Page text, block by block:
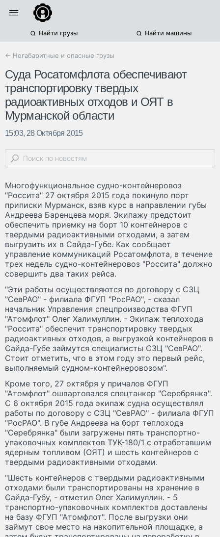
Найти грузы Найти машины
← Негабаритные и опасные грузы
Суда Росатомфлота обеспечивают
транспортировку твердых
радиоактивных отходов и ОЯТ в
Мурманской области
15:03, 28 Октября 2015
Многофункциональное судно-контейнеровоз
"Россита" 27 октября 2015 года покинуло порт
приписки Мурманск, взяв курс в направлении губы
Андреева Баренцева моря. Экипажу предстоит
обеспечить приемку на борт 10 контейнеров с
твердыми радиоактивными отходами, а затем
выгрузить их в Сайда-Губе. Как сообщает
управление коммуникаций Росатомфлота, в течение
трех недель судно-контейнеровоз "Россита" должно
совершить два таких рейса.
"Эти работы осуществляются по договору с СЗЦ
"СевРАО" - филиала ФГУП "РосРАО", - сказал
начальник Управления спецпроизводства ФГУП
"Атомфлот" Олег Халимуллин. - Экипаж теплохода
"Россита" обеспечит транспортировку твердых
радиоактивных отходов, а выгрузкой контейнеров в
Сайда-Губе займутся специалисты СЗЦ "СевРАО".
Стоит отметить, что в этом году это первый рейс,
выполняемый судном-контейнеровозом".
Кроме того, 27 октября у причалов ФГУП
"Атомфлот" ошвартовался спецтанкер "Серебрянка".
С 6 октября 2015 года экипаж судна осуществлял
работы по договору с СЗЦ "СевРАО" - филиала ФГУП
"РосРАО". В губе Андреева на борт теплохода
"Серебрянка" были загружены пять транспортно-
упаковочных комплектов ТУК-180/1 с отработавшим
ядерным топливом (ОЯТ) и шесть контейнеров с
твердыми радиоактивными отходами.
"Шесть контейнеров с твердыми радиоактивными
отходами были транспортированы на хранение в
Сайда-Губу, - отметил Олег Халимуллин. - 5
транспортно-упаковочных комплектов доставлены
на базу ФГУП "Атомфлот". После выгрузки они
займут свое место на накопительной площадке, а